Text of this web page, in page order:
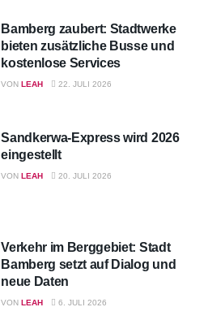
Bamberg zaubert: Stadtwerke
bieten zusätzliche Busse und
kostenlose Services
VON LEAH 22. JULI 2026
Sandkerwa-Express wird 2026
eingestellt
VON LEAH 20. JULI 2026
Verkehr im Berggebiet: Stadt
Bamberg setzt auf Dialog und
neue Daten
VON LEAH 6. JULI 2026